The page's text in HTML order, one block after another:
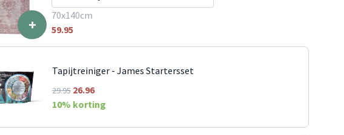
+
70x140cm
59.95
Tapijtreiniger - James Startersset
29.95 26.96
10% korting